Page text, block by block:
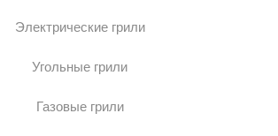
Электрические грили
Угольные грили
Газовые грили